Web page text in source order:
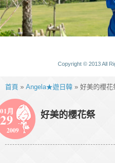
Copyright © 2013 All
首頁 » Angela★遊日韓 » 好美的櫻花
01月
29
2009
好美的櫻花祭